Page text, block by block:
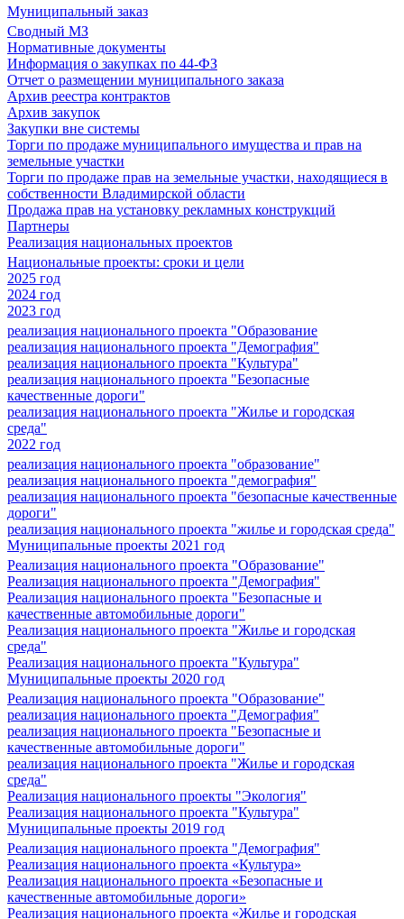
Муниципальный заказ
Сводный МЗ
Нормативные документы
Информация о закупках по 44-ФЗ
Отчет о размещении муниципального заказа
Архив реестра контрактов
Архив закупок
Закупки вне системы
Торги по продаже муниципального имущества и прав на
земельные участки
Торги по продаже прав на земельные участки, находящиеся в
собственности Владимирской области
Продажа прав на установку рекламных конструкций
Партнеры
Реализация национальных проектов
Национальные проекты: сроки и цели
2025 год
2024 год
2023 год
реализация национального проекта "Образование
реализация национального проекта "Демография"
реализация национального проекта "Культура"
реализация национального проекта "Безопасные
качественные дороги"
реализация национального проекта "Жилье и городская
среда"
2022 год
реализация национального проекта "образование"
реализация национального проекта "демография"
реализация национального проекта "безопасные качественные
дороги"
реализация национального проекта "жилье и городская среда"
Муниципальные проекты 2021 год
Реализация национального проекта "Образование"
Реализация национального проекта "Демография"
Реализация национального проекта "Безопасные и
качественные автомобильные дороги"
Реализация национального проекта "Жилье и городская
среда"
Реализация национального проекта "Культура"
Муниципальные проекты 2020 год
Реализация национального проекта "Образование"
реализация национального проекта "Демография"
реализация национального проекта "Безопасные и
качественные автомобильные дороги"
реализация национального проекта "Жилье и городская
среда"
Реализация национального проекты "Экология"
Реализация национального проекта "Культура"
Муниципальные проекты 2019 год
Реализация национального проекта "Демография"
Реализация национального проекта «Культура»
Реализация национального проекта «Безопасные и
качественные автомобильные дороги»
Реализация национального проекта «Жилье и городская